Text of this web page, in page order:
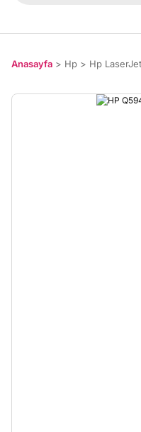
Anasayfa Hp Hp